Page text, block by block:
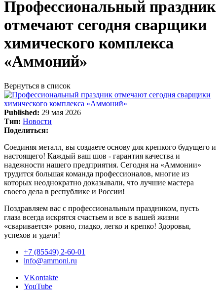
Профессиональный праздник
отмечают сегодня сварщики
химического комплекса
«Аммоний»
Вернуться в список
Published: 29 мая 2026
Тип: Новости
Поделиться:
Соединяя металл, вы создаете основу для крепкого будущего и
настоящего! Каждый ваш шов - гарантия качества и
надежности нашего предприятия. Сегодня на «Аммонии»
трудится большая команда профессионалов, многие из
которых неоднократно доказывали, что лучшие мастера
своего дела в республике и России!
Поздравляем вас с профессиональным праздником, пусть
глаза всегда искрятся счастьем и все в вашей жизни
«сваривается» ровно, гладко, легко и крепко! Здоровья,
успехов и удачи!
+7 (85549) 2-60-01
info@ammoni.ru
VKontakte
YouTube